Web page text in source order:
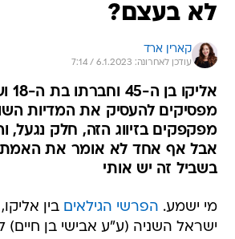
לא בעצם?
קארין ארד
עודכן לאחרונה: 6.1.2023 / 7:14
מפסיקים להעסיק את המדיות
מפקפקים בזיווג הזה, חלק
אבל אף אחד לא אומר את
בשביל זה יש אותי
מי ישמע. הפרשי הגילאים בין
ישראל השניה (ע"ע אבישי בן חיים)